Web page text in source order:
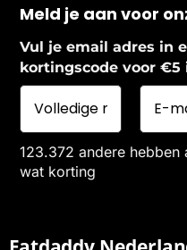
Meld je aan voor
Vul je email adres in
kortingscode voor €5
123.372 andere
wat korting